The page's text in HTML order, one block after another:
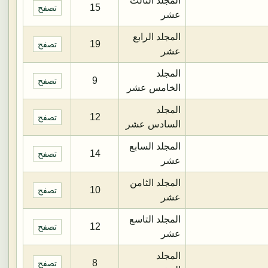
عشر
15 تصفح
المجلد الرابع
عشر
19 تصفح
المجلد
الخامس عشر
9 تصفح
المجلد
السادس عشر
12 تصفح
المجلد السابع
عشر
14 تصفح
المجلد الثامن
عشر
10 تصفح
المجلد التاسع
عشر
12 تصفح
المجلد
8 تصفح